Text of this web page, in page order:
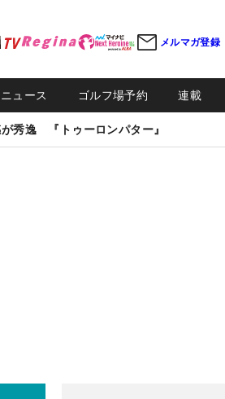
メルマガ登録
ュース ゴルフ場予約 連載
秀逸 『トゥーロンパター』